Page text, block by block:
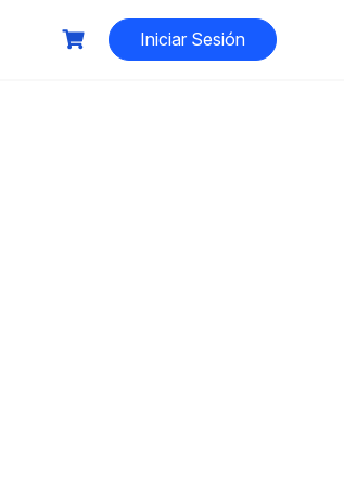
Iniciar Sesión